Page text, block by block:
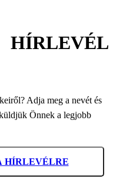
HÍRLEVÉL
Adja meg a nevét és
Önnek a legjobb
HÍRLEVÉLRE